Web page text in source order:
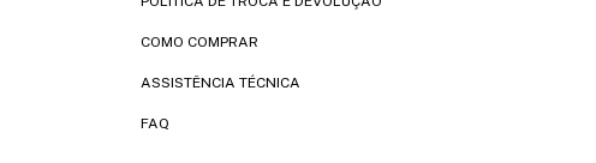
COMO COMPRAR
ASSISTÊNCIA TÉCNICA
FAQ